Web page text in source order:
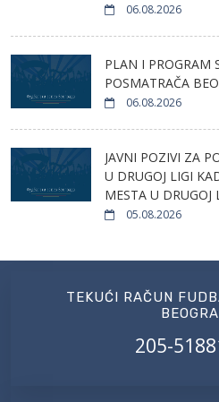
06.08.2026
PLAN I PROGRAM
POSMATRAČA
06.08.2026
JAVNI POZIVI ZA
U DRUGOJ LIGI
MESTA U DRUGOJ
05.08.2026
TEKUĆI RAČUN
205-